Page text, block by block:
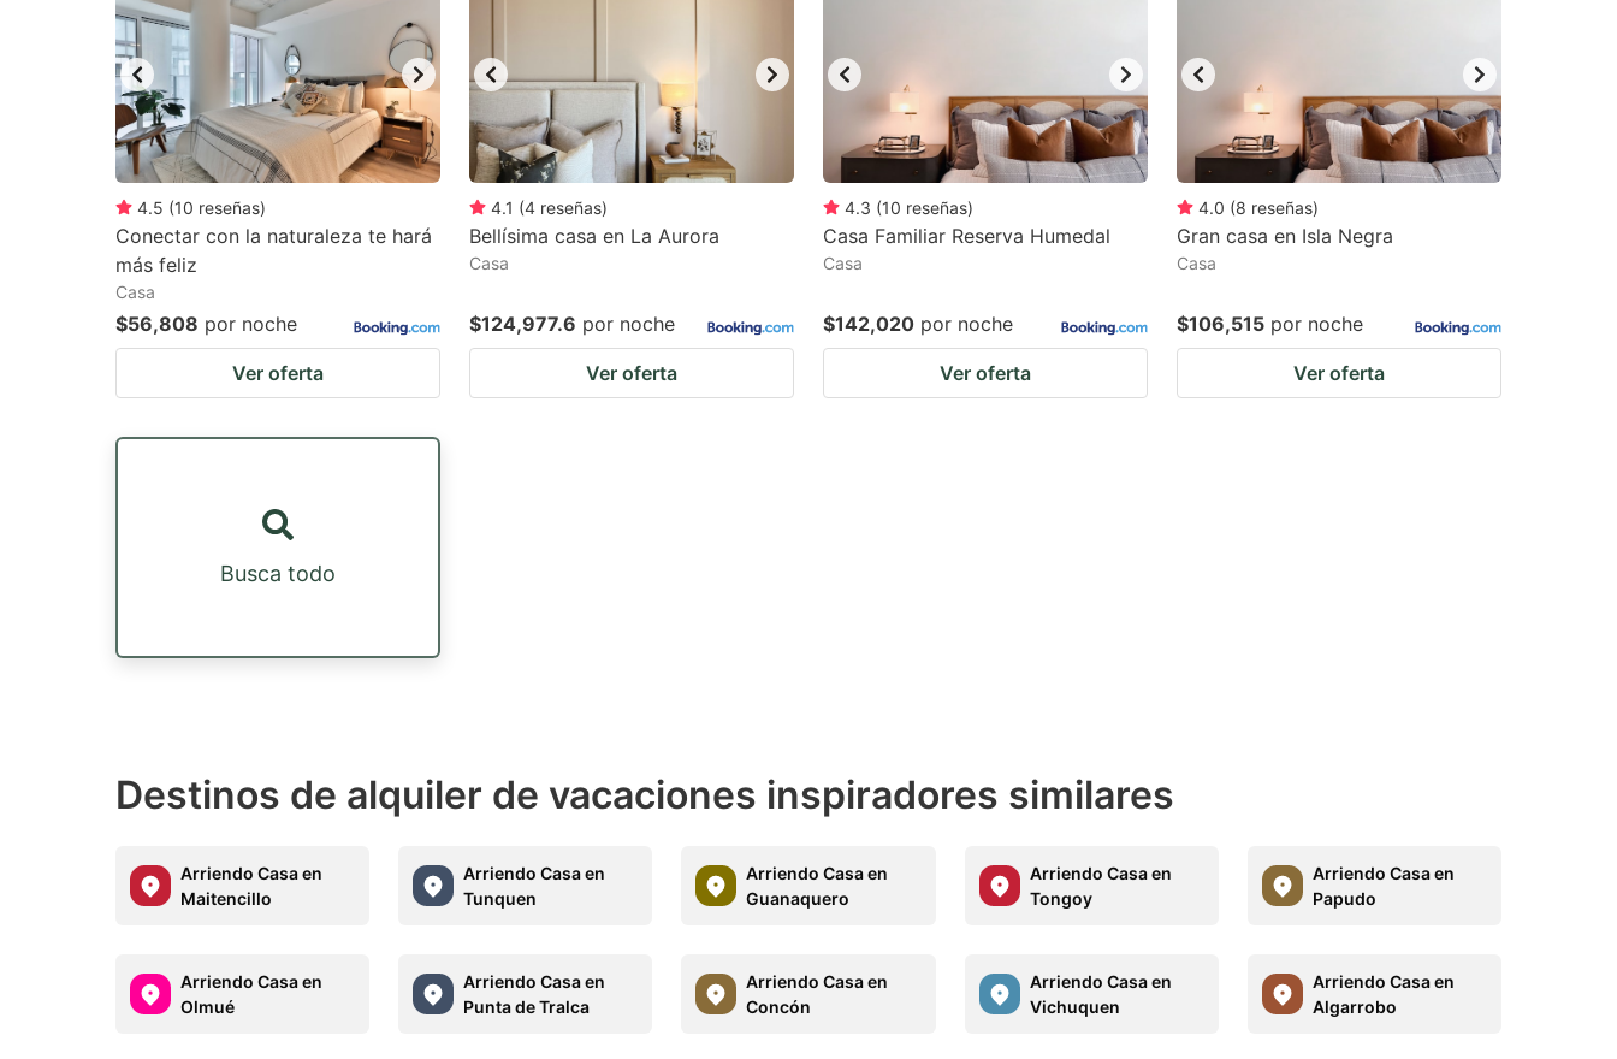
mark
key
to
get
the
keyboard
shortcuts
for
changing
dates.
to
get
the
keyboard
shortcuts
changing
dates.
4.5 (10 reseñas)
Conectar con la naturaleza te hará
más feliz
Casa
$56,808 por noche
Ver oferta
4.1 (4 reseñas)
Bellísima casa en La Aurora
Casa
$124,977.6 por noche
Ver oferta
4.3 (10 reseñas)
Casa Familiar Reserva Humedal
Casa
$142,020 por noche
Ver oferta
4.0 (8 reseñas)
Gran casa en Isla Negra
Casa
$106,515 por noche
Ver oferta
Busca todo
Destinos de alquiler de vacaciones inspiradores similares
Arriendo Casa en
Maitencillo
Arriendo Casa en
Tunquen
Arriendo Casa en
Guanaquero
Arriendo Casa en
Tongoy
Arriendo Casa en
Papudo
Arriendo Casa en
Olmué
Arriendo Casa en
Punta de Tralca
Arriendo Casa en
Concón
Arriendo Casa en
Vichuquen
Arriendo Casa en
Algarrobo